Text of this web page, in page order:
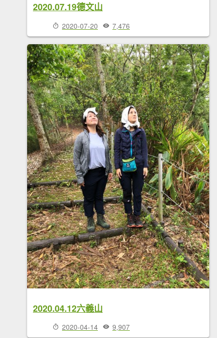
2020.07.19德文山
2020-07-20 7,476
2020.04.12六義山
2020-04-14 9,907